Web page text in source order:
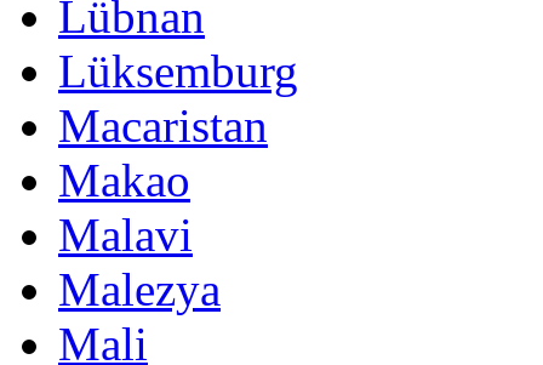
Lübnan
Lüksemburg
Macaristan
Makao
Malavi
Malezya
Mali